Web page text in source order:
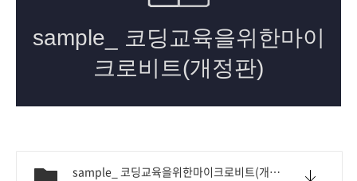
sample_ 코딩교육을위한마이크로비트(개정판).pdf